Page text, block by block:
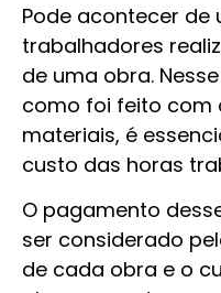
Pode acontecer
trabalhadores
de uma obra.
como foi feito com
materiais, é
custo das horas
O pagamento
ser considerado
de cada obra e o